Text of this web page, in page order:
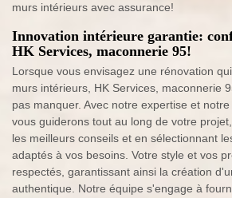
murs intérieurs avec assurance!
Innovation intérieure garantie:
HK Services, maconnerie 95!
Lorsque vous envisagez une rénovation
murs intérieurs, HK Services, maconnerie
pas manquer. Avec notre expertise et
vous guiderons tout au long de votre
les meilleurs conseils et en sélectionnant
adaptés à vos besoins. Votre style et vos
respectés, garantissant ainsi la création
authentique. Notre équipe s'engage à